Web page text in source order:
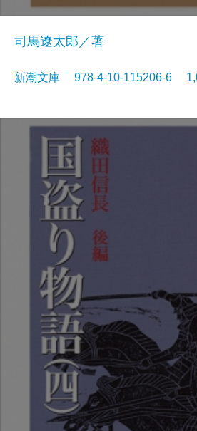
司馬遼太郎／著
新潮文庫 978-4-10-115206-6